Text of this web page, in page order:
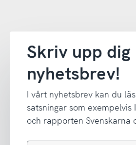
Skriv upp
nyhetsbrev!
I vårt nyhetsbrev kan du
satsningar som
och rapporten Svenskarna